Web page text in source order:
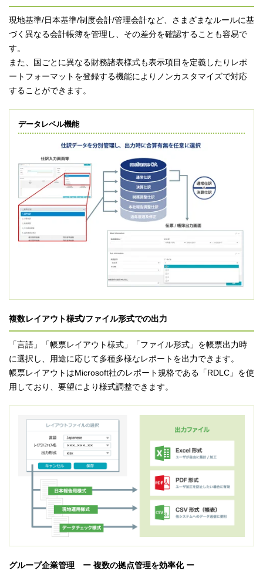
現地基準/日本基準/制度会計/管理会計など、さまざまなルールに基
づく異なる会計帳簿を管理し、その差分を確認することも容易で
す。
また、国ごとに異なる財務諸表様式も表示項目を定義したりレポ
ートフォーマットを登録する機能によりノンカスタマイズで対応
することができます。
データレベル機能
複数レイアウト様式/ファイル形式での出力
「言語」「帳票レイアウト様式」「ファイル形式」を帳票出力時
に選択し、用途に応じて多種多様なレポートを出力できます。
帳票レイアウトはMicrosoft社のレポート規格である「RDLC」を使
用しており、要望により様式調整できます。
グループ企業管理 ー 複数の拠点管理を効率化 ー